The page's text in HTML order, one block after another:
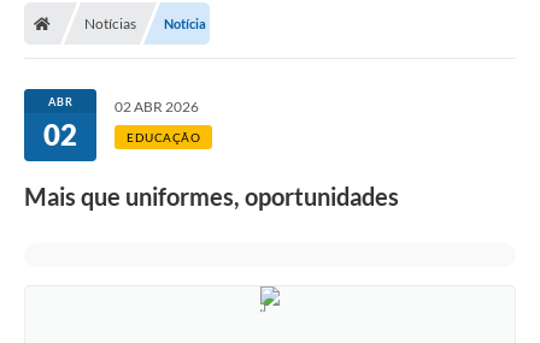
Notícias Notícia
ABR
02
02 ABR 2026
EDUCAÇÃO
Mais que uniformes, oportunidades